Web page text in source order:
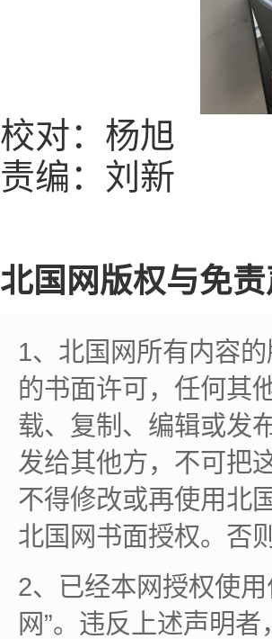
校对：杨旭
责编：刘新
北国网版权与免责
1、北国网所有内容
的书面许可，任何其
载、复制、编辑或发
发给其他方，不可把
不得修改或再使用北
北国网书面授权。否
2、已经本网授权使
网”。违反上述声明